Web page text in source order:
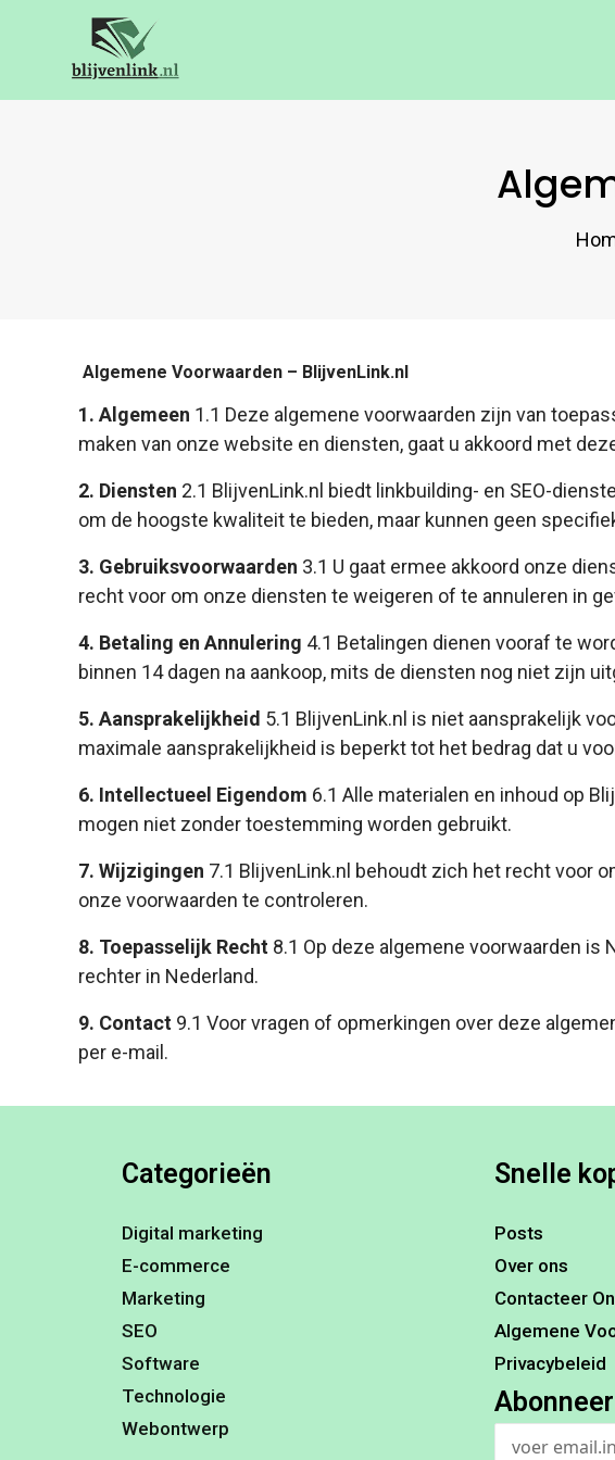
Algemene Voorwaarden – BlijvenLink.nl
1. Algemeen 1.1 Deze algemene voorwaarden zijn van
maken van onze website en diensten, gaat u akkoord met
2. Diensten 2.1 BlijvenLink.nl biedt linkbuilding- en SEO-
om de hoogste kwaliteit te bieden, maar kunnen geen
3. Gebruiksvoorwaarden 3.1 U gaat ermee akkoord onze
recht voor om onze diensten te weigeren of te annuleren in
4. Betaling en Annulering 4.1 Betalingen dienen vooraf te
binnen 14 dagen na aankoop, mits de diensten nog niet zijn
5. Aansprakelijkheid 5.1 BlijvenLink.nl is niet aansprakelijk
maximale aansprakelijkheid is beperkt tot het bedrag dat u
6. Intellectueel Eigendom 6.1 Alle materialen en inhoud op
mogen niet zonder toestemming worden gebruikt.
7. Wijzigingen 7.1 BlijvenLink.nl behoudt zich het recht voor
onze voorwaarden te controleren.
8. Toepasselijk Recht 8.1 Op deze algemene voorwaarden is
rechter in Nederland.
9. Contact 9.1 Voor vragen of opmerkingen over deze
per e-mail.
Categorieën
Digital marketing
E-commerce
Marketing
SEO
Software
Technologie
Webontwerp
Snelle
Posts
Over ons
Contacteer
Algemene
Privacybeleid